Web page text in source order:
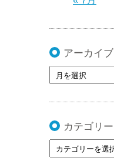
アーカイブ
カテゴリー